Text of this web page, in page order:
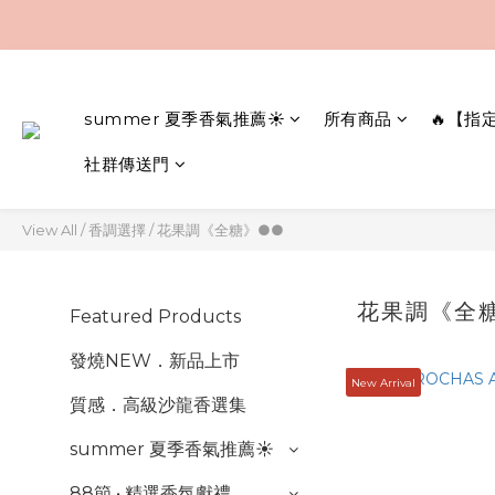
summer 夏季香氣推薦☀️ 所有商品 🔥【指
社群傳送門
View All /香調選擇/花果調《全糖》●●
Featured Products
發燒NEW．新品上市
質感．高級沙龍香選集
summer 夏季香氣推薦☀️
花果調《
New Arrival